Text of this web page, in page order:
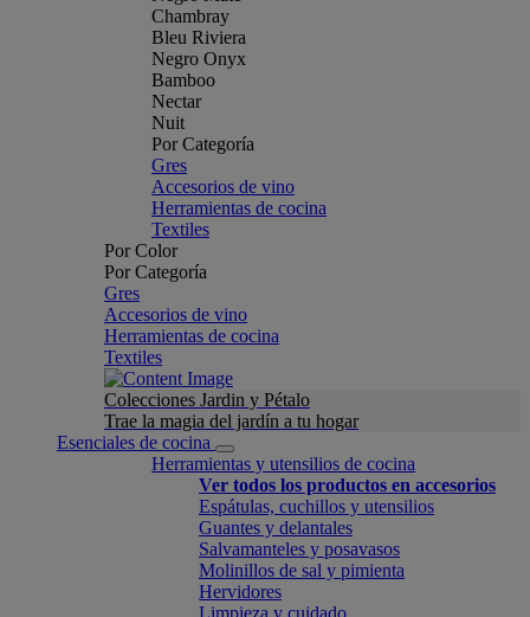
Chambray
Bleu Riviera
Negro Onyx
Bamboo
Nectar
Nuit
Por Categoría
Gres
Accesorios de vino
Herramientas de cocina
Textiles
Por Color
Por Categoría
Gres
Accesorios de vino
Herramientas de cocina
Textiles
Colecciones Jardin y Pétalo
Trae la magia del jardín a tu hogar
Esenciales de cocina
Herramientas y utensilios de cocina
Ver todos los productos en accesorios
Espátulas, cuchillos y utensilios
Guantes y delantales
Salvamanteles y posavasos
Molinillos de sal y pimienta
Hervidores
Limpieza y cuidado